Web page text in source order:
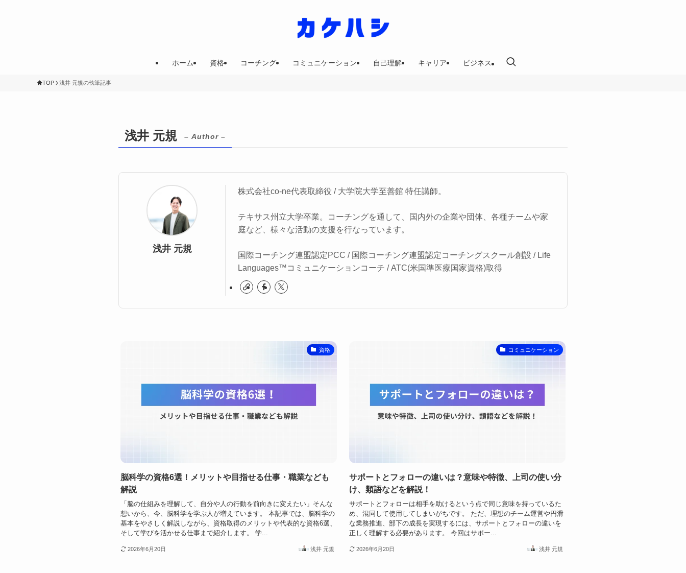
ホーム 資格 コーチング コミュニケーション 自己理解 キャリア ビジネス
TOP 浅井 元規の執筆記事
浅井 元規 – Author –
浅井 元規
株式会社co-ne代表取締役 / 大学院大学至善館 特任講師。
テキサス州立大学卒業。コーチングを通して、国内外の企業や団体、各種チームや家
庭など、様々な活動の支援を行なっています。
国際コーチング連盟認定PCC / 国際コーチング連盟認定コーチングスクール創設 / Life
Languages™コミュニケーションコーチ / ATC(米国準医療国家資格)取得
資格
脳科学の資格6選！メリットや目指せる仕事・職業なども
解説
「脳の仕組みを理解して、自分や人の行動を前向きに変えたい」そんな
想いから、今、脳科学を学ぶ人が増えています。 本記事では、脳科学の
基本をやさしく解説しながら、資格取得のメリットや代表的な資格6選、
そして学びを活かせる仕事まで紹介します。 学...
2026年6月20日 浅井 元規
コミュニケーション
サポートとフォローの違いは？意味や特徴、上司の使い分
け、類語などを解説！
サポートとフォローは相手を助けるという点で同じ意味を持っているた
め、混同して使用してしまいがちです。 ただ、理想のチーム運営や円滑
な業務推進、部下の成長を実現するには、サポートとフォローの違いを
正しく理解する必要があります。 今回はサポー...
2026年6月20日 浅井 元規